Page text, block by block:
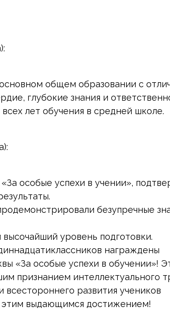
общем образовании с
глубокие знания и
лет обучения в средней школе.
особые успехи в учении»,
безупречные
уровень подготовки.
награждены
«За особые успехи в обучении»!
признанием интеллектуального
всестороннего развития учеников
выдающимся достижением!